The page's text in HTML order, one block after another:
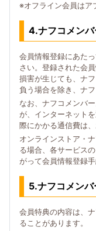
※オフライン会員はア
4.ナフコメン
会員情報登録にあた
さい。登録された会
損害が生じても、ナ
負う場合を除き、ナ
なお、ナフコメンバ
が、インターネット
際にかかる通信費は
オンラインストア・
る場合、各サービス
がって会員情報登録
5.ナフコメン
会員特典の内容は、
ることがあります。